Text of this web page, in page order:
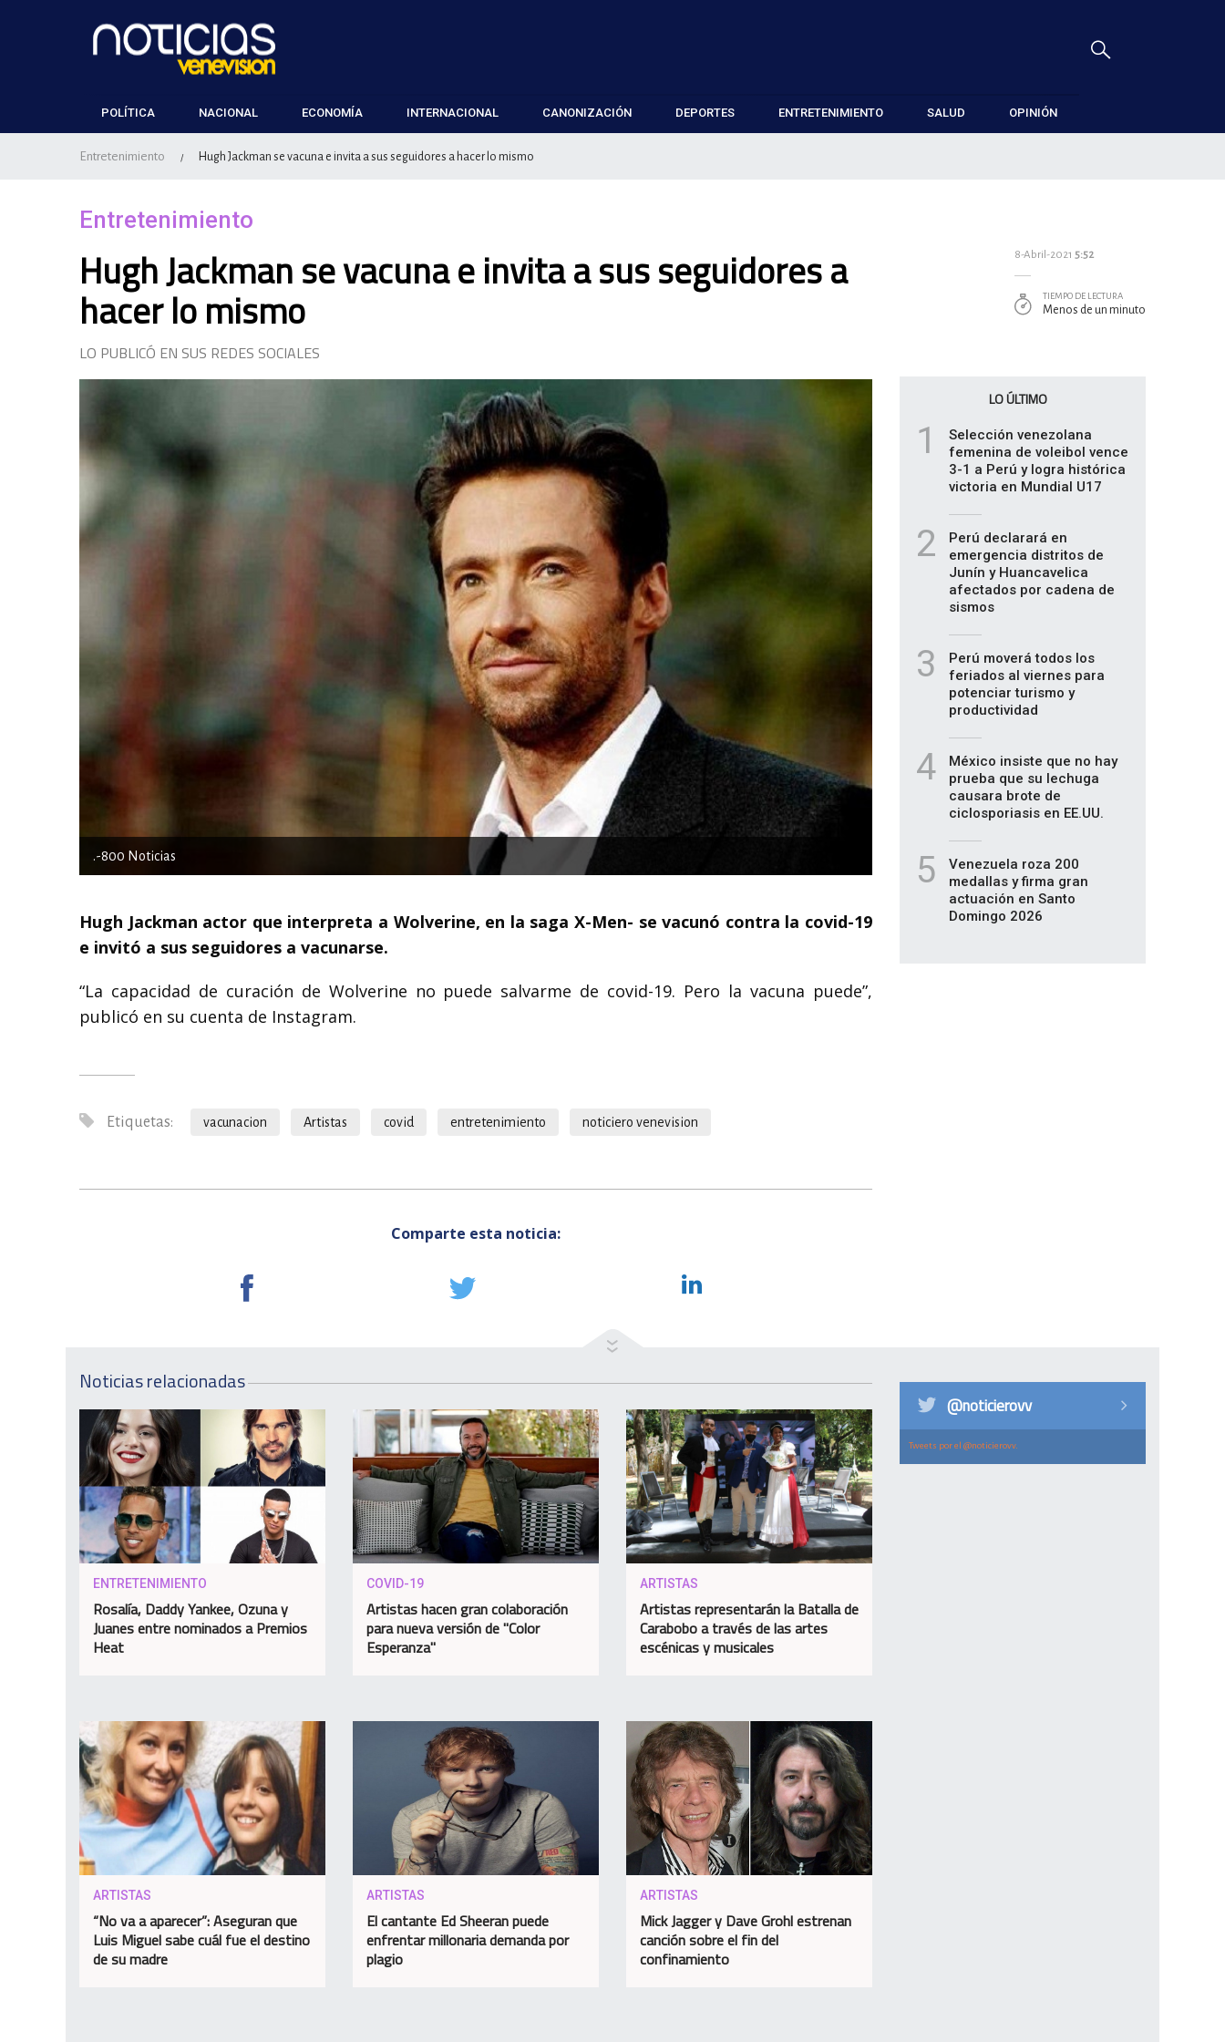
POLÍTICA NACIONAL ECONOMÍA INTERNACIONAL CANONIZACIÓN DEPORTES ENTRETENIMIENTO SALUD OPINIÓN
Entretenimiento / Hugh Jackman se vacuna e invita a sus seguidores a hacer lo mismo
Entretenimiento
Hugh Jackman se vacuna e invita a sus seguidores a
hacer lo mismo
LO PUBLICÓ EN SUS REDES SOCIALES
.-800 Noticias
Hugh Jackman actor que interpreta a Wolverine, en la saga X-Men- se vacunó contra la covid-19
e invitó a sus seguidores a vacunarse.
“La capacidad de curación de Wolverine no puede salvarme de covid-19. Pero la vacuna puede”,
publicó en su cuenta de Instagram.
Etiquetas: vacunacion Artistas covid entretenimiento noticiero venevision
Comparte esta noticia:
8-Abril-2021 5:52
TIEMPO DE LECTURA
Menos de un minuto
LO ÚLTIMO
1
Selección venezolana
femenina de voleibol vence
3-1 a Perú y logra histórica
victoria en Mundial U17
2
Perú declarará en
emergencia distritos de
Junín y Huancavelica
afectados por cadena de
sismos
3
Perú moverá todos los
feriados al viernes para
potenciar turismo y
productividad
4
México insiste que no hay
prueba que su lechuga
causara brote de
ciclosporiasis en EE.UU.
5
Venezuela roza 200
medallas y firma gran
actuación en Santo
Domingo 2026
Noticias relacionadas
ENTRETENIMIENTO
Rosalía, Daddy Yankee, Ozuna y
Juanes entre nominados a Premios
Heat
COVID-19
Artistas hacen gran colaboración
para nueva versión de "Color
Esperanza"
ARTISTAS
Artistas representarán la Batalla de
Carabobo a través de las artes
escénicas y musicales
ARTISTAS
“No va a aparecer”: Aseguran que
Luis Miguel sabe cuál fue el destino
de su madre
ARTISTAS
El cantante Ed Sheeran puede
enfrentar millonaria demanda por
plagio
ARTISTAS
Mick Jagger y Dave Grohl estrenan
canción sobre el fin del
confinamiento
@noticierovv
Tweets por el @noticierovv.